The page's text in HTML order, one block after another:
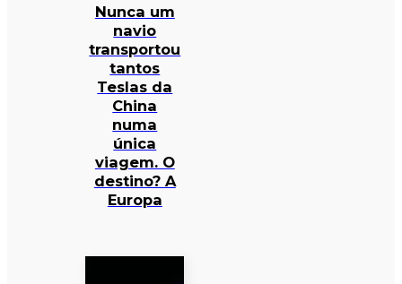
Nunca um
navio
transportou
tantos
Teslas da
China
numa
única
viagem. O
destino? A
Europa